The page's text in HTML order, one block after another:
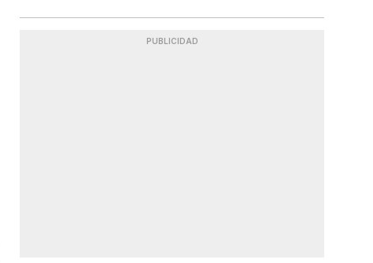
PUBLICIDAD